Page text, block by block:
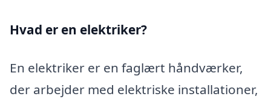
Hvad er en elektriker?
En elektriker er en faglært håndværker,
der arbejder med elektriske installationer,